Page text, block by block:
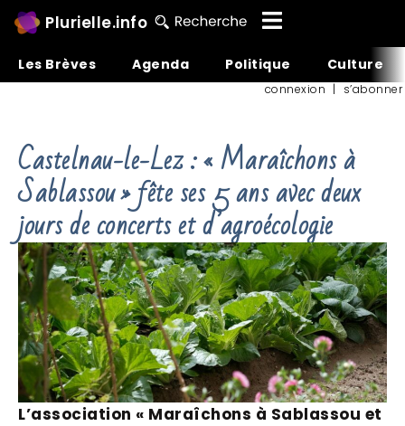
Plurielle.info
Les Brèves Agenda Politique Culture
connexion | s’abonner
Castelnau-le-Lez : « Maraîchons à
Sablassou » fête ses 5 ans avec deux
jours de concerts et d’agroécologie
L’association « Maraîchons à Sablassou et